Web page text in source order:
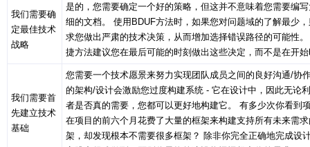
我们需要确
定最佳技术
战略
是的，您需要确定一个好的策略，但这并不意味着您需要编
细的文档。 使用BDUF方法时，如果您对问题域的了解最少
求您做出严肃的技术决策，从而增加选择错误路径的可能性
捷方法建议您在最后可能的时刻做出这些决定，而不是在开
我们需要首
先建立技术
基础
您需要一个技术愿景来努力实现团队成员之间的良好沟通/协
的架构/设计会激励您过度构建系统 - 它在设计中，因此无论
者是否真的需要，您都可以更好地构建它。 有多少次你看到
在项目的前六个月花费了大量的框架来构建支持所有未来需
架，却发现根本不需要很多框架？ 除非你完全正确地完成设